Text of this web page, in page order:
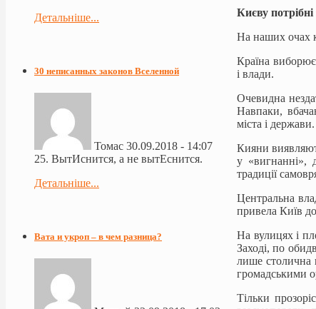
Києву потрібні
На наших очах
Країна виборює
і влади.
Очевидна
Навпаки,
міста і держави.
Кияни
у «вигнанні»,
традиції
Центральна
привела Київ
На вулицях і
Заході, по
лише столична
громадськими
Тільки
Детальніше...
30 неписанных законов Вселенной
Томас 30.09.2018 - 14:07
25. ВытИснится, а не вытЕснится.
Детальніше...
Вата и укроп – в чем разница?